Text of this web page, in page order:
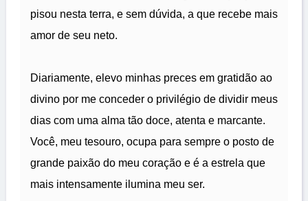
pisou nesta terra, e sem dúvida, a que recebe mais
amor de seu neto.
Diariamente, elevo minhas preces em gratidão ao
divino por me conceder o privilégio de dividir meus
dias com uma alma tão doce, atenta e marcante.
Você, meu tesouro, ocupa para sempre o posto de
grande paixão do meu coração e é a estrela que
mais intensamente ilumina meu ser.